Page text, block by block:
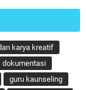
karya kreatif
dokumentasi
guru kaunseling